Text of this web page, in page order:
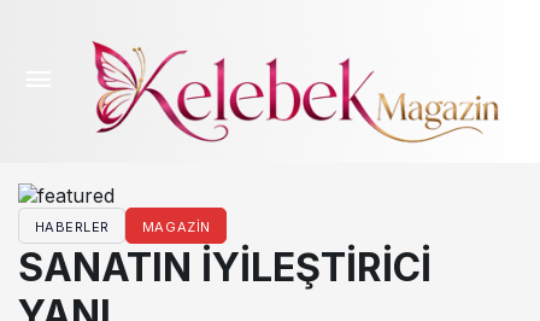
HABERLER MAGAZIN
SANATIN İYİLEŞTİRİCİ